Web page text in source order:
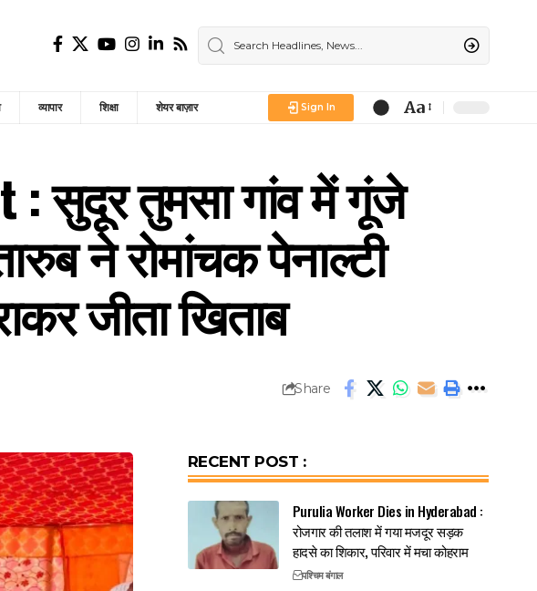
व्यापार शिक्षा शेयर बाज़ार Sign In
Font
Aa
: सुदूर तुमसा गांव में गूंजे
ने रोमांचक पेनाल्टी
जीता खिताब
Share
RECENT POST :
Purulia Worker Dies in Hyderabad :
रोजगार की तलाश में गया मजदूर सड़क
हादसे का शिकार, परिवार में मचा कोहराम
पश्चिम बंगाल